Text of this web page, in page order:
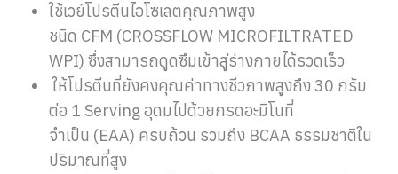
ใช้เวย์โปรตีนไอโซเลตคุณภาพสูง
ชนิด CFM (CROSSFLOW MICROFILTRATED
WPI) ซึ่งสามารถดูดซึมเข้าสู่ร่างกายได้รวดเร็ว
ให้โปรตีนที่ยังคงคุณค่าทางชีวภาพสูงถึง 30 กรัม
ต่อ 1 Serving อุดมไปด้วยกรดอะมิโนที่
จำเป็น (EAA) ครบถ้วน รวมถึง BCAA ธรรมชาติใน
ปริมาณที่สูง